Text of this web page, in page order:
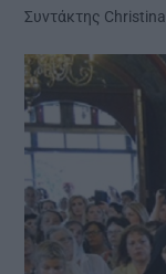
Συντάκτης Christina